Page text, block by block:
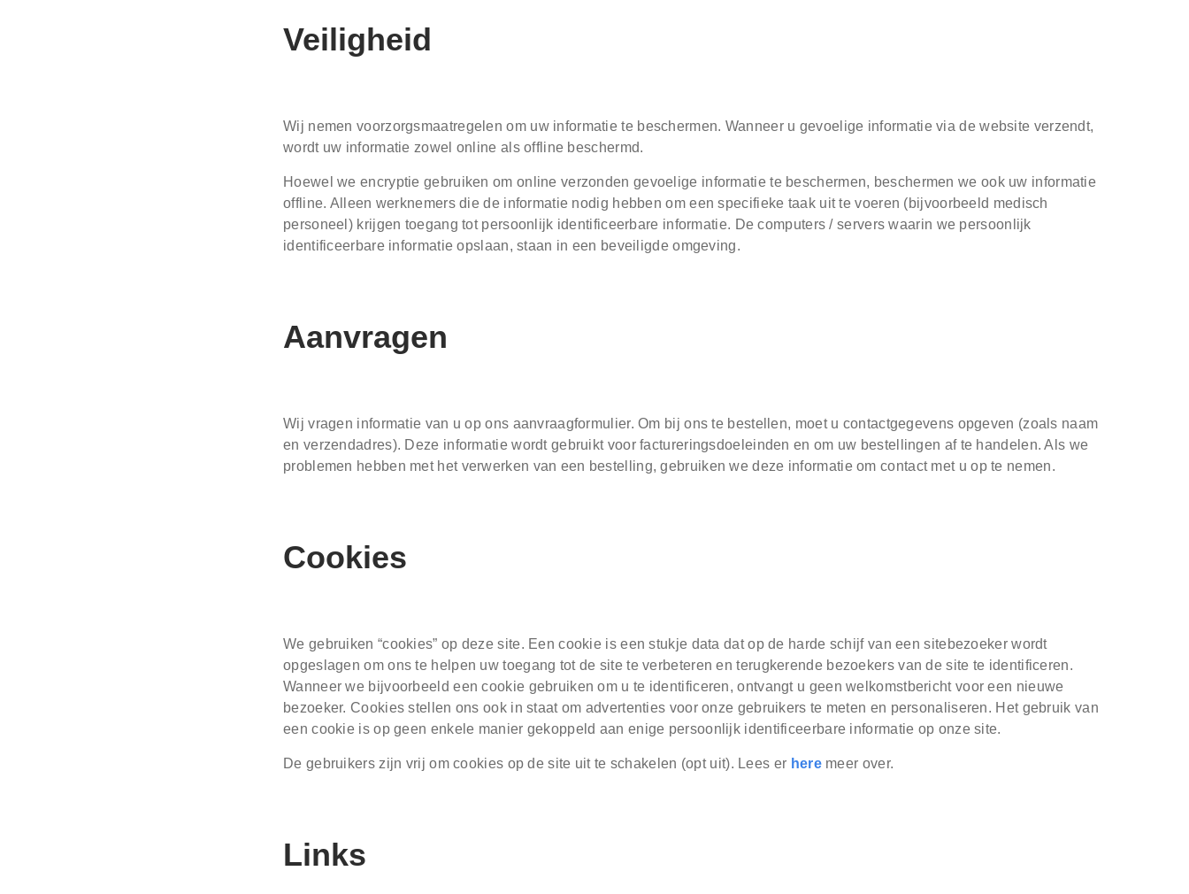
Veiligheid
Wij nemen voorzorgsmaatregelen om uw informatie te beschermen. Wanneer u gevoelige informatie via de website verzendt,
wordt uw informatie zowel online als offline beschermd.
Hoewel we encryptie gebruiken om online verzonden gevoelige informatie te beschermen, beschermen we ook uw informatie
offline. Alleen werknemers die de informatie nodig hebben om een specifieke taak uit te voeren (bijvoorbeeld medisch
personeel) krijgen toegang tot persoonlijk identificeerbare informatie. De computers / servers waarin we persoonlijk
identificeerbare informatie opslaan, staan in een beveiligde omgeving.
Aanvragen
Wij vragen informatie van u op ons aanvraagformulier. Om bij ons te bestellen, moet u contactgegevens opgeven (zoals naam
en verzendadres). Deze informatie wordt gebruikt voor factureringsdoeleinden en om uw bestellingen af te handelen. Als we
problemen hebben met het verwerken van een bestelling, gebruiken we deze informatie om contact met u op te nemen.
Cookies
We gebruiken “cookies” op deze site. Een cookie is een stukje data dat op de harde schijf van een sitebezoeker wordt
opgeslagen om ons te helpen uw toegang tot de site te verbeteren en terugkerende bezoekers van de site te identificeren.
Wanneer we bijvoorbeeld een cookie gebruiken om u te identificeren, ontvangt u geen welkomstbericht voor een nieuwe
bezoeker. Cookies stellen ons ook in staat om advertenties voor onze gebruikers te meten en personaliseren. Het gebruik van
een cookie is op geen enkele manier gekoppeld aan enige persoonlijk identificeerbare informatie op onze site.
De gebruikers zijn vrij om cookies op de site uit te schakelen (opt uit). Lees er heremeer over.
Links